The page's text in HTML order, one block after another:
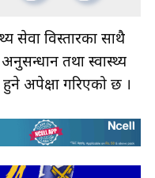
सेवा विस्तारका साथै
तथा स्वास्थ्य
अपेक्षा गरिएको छ ।